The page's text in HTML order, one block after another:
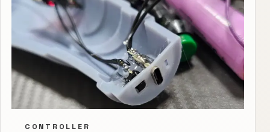
CONTROLLER